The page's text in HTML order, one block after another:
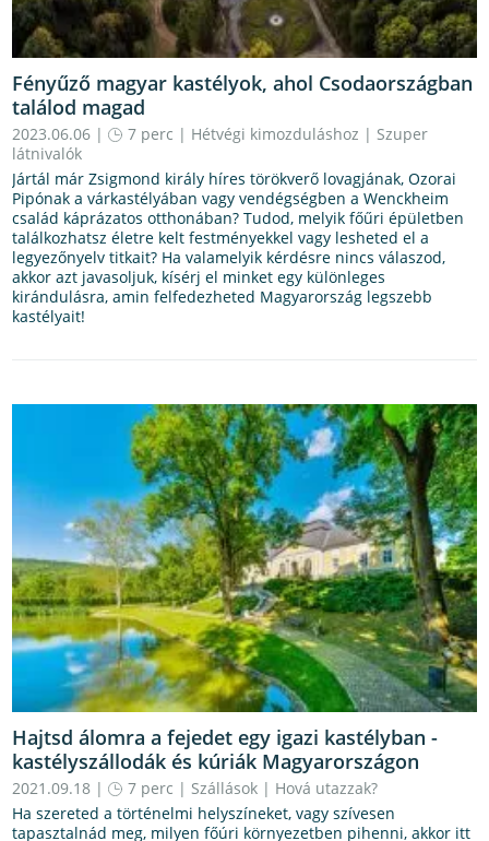
Fényűző magyar kastélyok, ahol Csodaországban
találod magad
2023.06.06 | 7 perc | Hétvégi kimozduláshoz | Szuper
látnivalók
Jártál már Zsigmond király híres törökverő lovagjának, Ozorai
Pipónak a várkastélyában vagy vendégségben a Wenckheim
család káprázatos otthonában? Tudod, melyik főűri épületben
találkozhatsz életre kelt festményekkel vagy lesheted el a
legyezőnyelv titkait? Ha valamelyik kérdésre nincs válaszod,
akkor azt javasoljuk, kísérj el minket egy különleges
kirándulásra, amin felfedezheted Magyarország legszebb
kastélyait!
Hajtsd álomra a fejedet egy igazi kastélyban -
kastélyszállodák és kúriák Magyarországon
2021.09.18 | 7 perc | Szállások | Hová utazzak?
Ha szereted a történelmi helyszíneket, vagy szívesen
tapasztalnád meg, milyen főúri környezetben pihenni, akkor itt